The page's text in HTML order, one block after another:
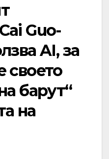
Guo-
AI, за
своето
барут“
на